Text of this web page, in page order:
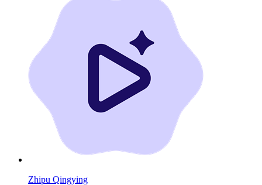
Zhipu Qingying